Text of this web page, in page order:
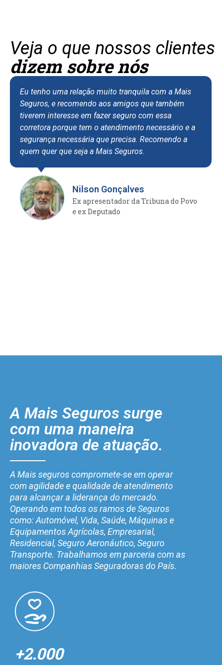
Veja o que nossos clientes
dizem sobre nós
Eu tenho uma relação muito tranquila com a Mais
Seguros, e recomendo aos amigos que também
tiverem interesse em fazer seguro com essa
corretora porque tem o atendimento necessário e a
segurança necessária que precisa. Recomendo a
quem quer que seja a Mais Seguros.
Nilson Gonçalves
Ex apresentador da Tribuna do Povo
e ex Deputado
A Mais Seguros surge
com uma maneira
inovadora de atuação.
A Mais seguros compromete-se em operar
com agilidade e qualidade de atendimento
para alcançar a liderança do mercado.
Operando em todos os ramos de Seguros
como: Automóvel, Vida, Saúde, Máquinas e
Equipamentos Agrícolas, Empresarial,
Residencial, Seguro Aeronáutico, Seguro
Transporte. Trabalhamos em parceria com as
maiores Companhias Seguradoras do País.
+2.000